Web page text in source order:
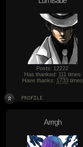
Posts: 12222
Has thanked: 111 times
Have thanks: 1733times
Arrrgh